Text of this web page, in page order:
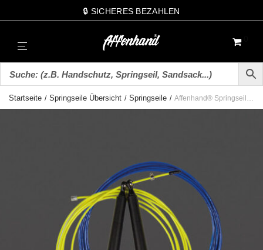
🔒 SICHERES BEZAHLEN
Startseite / Springseile Übersicht / Springseile / Affenhand® Springseil für´s Training